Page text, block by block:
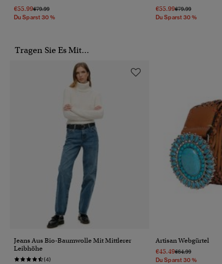
€55.99Preis Wurde Reduziert Von
€79.99Bis
Du Sparst 30 %
€55.99Preis Wurde
€79.99Bis
Du Sparst 30 %
Tragen Sie Es Mit...
Jeans Aus Bio-Baumwolle Mit Mittlerer
Leibhöhe
(4)
Artisan Webgürtel
€45.49Preis Wurde
€64.99Bis
Du Sparst 30 %